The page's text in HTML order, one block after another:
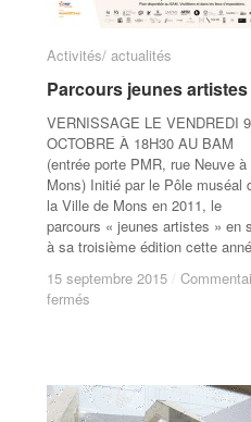
Activités/ actualités
Parcours jeunes artistes
VERNISSAGE LE VENDREDI 9
OCTOBRE À 18H30 AU BAM
(entrée porte PMR, rue Neuve à
Mons) Initié par le Pôle muséal
la Ville de Mons en 2011, le
parcours « jeunes artistes » en
à sa troisième édition cette
15 septembre 2015 /
fermés
Activités/ actualités
Parcours jeunes artistes
15 septembre 2015 /
fermés